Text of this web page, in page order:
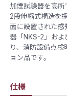
加煙試験器を高所
2段伸縮式構造を
面に設置された感
器「NKS-2」お
り、消防設備点
ョン品です。
仕様